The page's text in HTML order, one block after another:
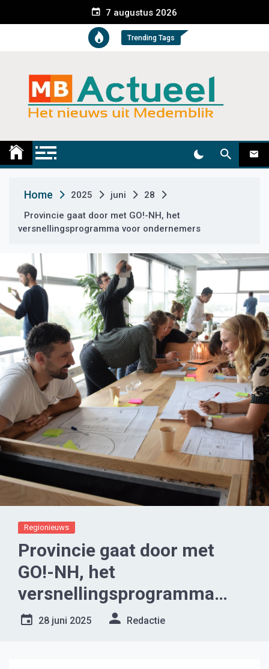
e
t
7 augustus 2026
Trending Tags
Medemblik Actueel
Home 2025 juni
28
Provincie gaat door met GO!-NH, het
versnellingsprogramma voor ondernemers
Regionieuws
Provincie gaat door met
GO!-NH, het
versnellingsprogramma
voor ondernemers
28 juni 2025 Redactie